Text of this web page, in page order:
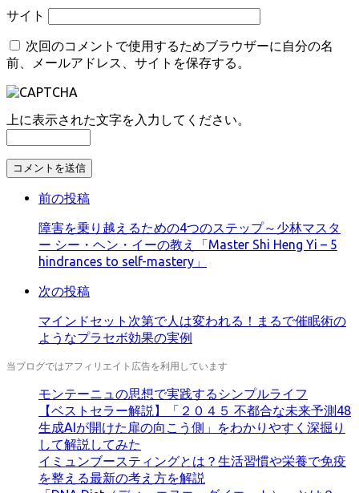
サイト
次回のコメントで使用するためブラウザーに自分の名
前、メールアドレス、サイトを保存する。
上に表示された文字を入力してください。
コ
メ
す
る
前の投稿
障害を乗り越えるための4つのステップ～少林マスタ
ー シー・ヘン・イーの教え「Master Shi Heng Yi – 5
hindrances to self-mastery」
次の投稿
マインドセット次第で人は変われる！まるで催眠術の
ようなプラセボ効果の実例
当ブログではアフィリエイト広告を利用しています
モンテーニュの思想で実践するシンプルライフ
【ベストセラー解説】「２０４５ 不都合な未来予測48
生成AIが開けた扉の向こう側」をわかりやすく深掘り
して解説してみた
イミュンブースティングとは？生活習慣や栄養で免疫
を整える最新の考え方を解説